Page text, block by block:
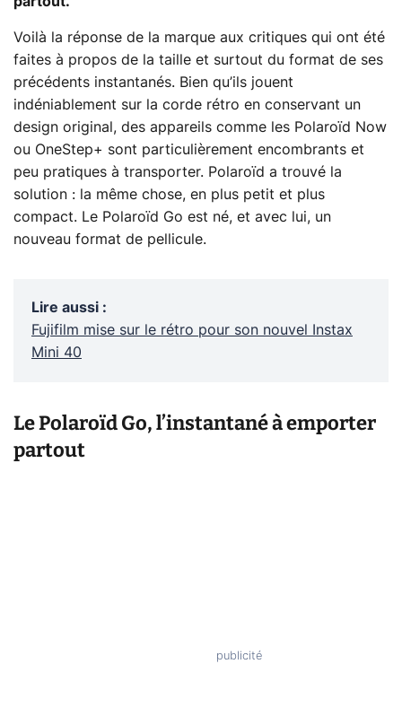
Voilà la réponse de la marque aux critiques qui ont été
faites à propos de la taille et surtout du format de ses
précédents instantanés. Bien qu’ils jouent
indéniablement sur la corde rétro en conservant un
design original, des appareils comme les Polaroïd Now
ou OneStep+ sont particulièrement encombrants et
peu pratiques à transporter. Polaroïd a trouvé la
solution : la même chose, en plus petit et plus
compact. Le Polaroïd Go est né, et avec lui, un
nouveau format de pellicule.
Lire aussi :
Fujifilm mise sur le rétro pour son nouvel Instax
Mini 40
Le Polaroïd Go, l’instantané à emporter
partout